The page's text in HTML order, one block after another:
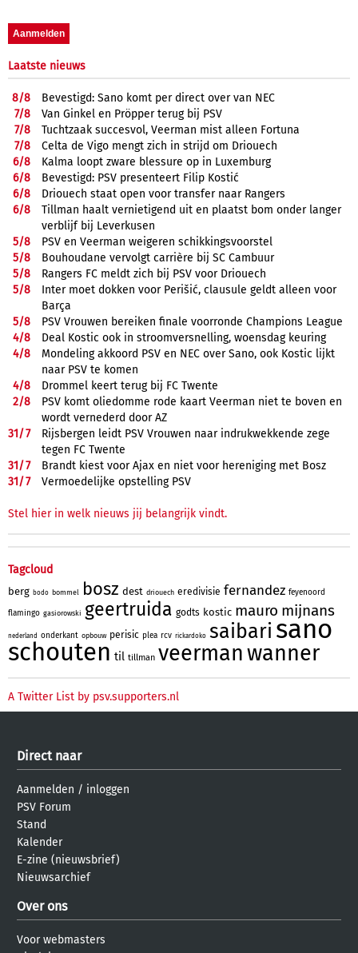
Laatste nieuws
8/8
Bevestigd: Sano komt per direct over van NEC
7/8
Van Ginkel en Pröpper terug bij PSV
7/8
Tuchtzaak succesvol, Veerman mist alleen Fortuna
7/8
Celta de Vigo mengt zich in strijd om Driouech
6/8
Kalma loopt zware blessure op in Luxemburg
6/8
Bevestigd: PSV presenteert Filip Kostić
6/8
Driouech staat open voor transfer naar Rangers
6/8
Tillman haalt vernietigend uit en plaatst bom onder langer
verblijf bij Leverkusen
5/8
PSV en Veerman weigeren schikkingsvoorstel
5/8
Bouhoudane vervolgt carrière bij SC Cambuur
5/8
Rangers FC meldt zich bij PSV voor Driouech
5/8
Inter moet dokken voor Perišić, clausule geldt alleen voor
Barça
5/8
PSV Vrouwen bereiken finale voorronde Champions League
4/8
Deal Kostic ook in stroomversnelling, woensdag keuring
4/8
Mondeling akkoord PSV en NEC over Sano, ook Kostic lijkt
naar PSV te komen
4/8
Drommel keert terug bij FC Twente
2/8
PSV komt oliedomme rode kaart Veerman niet te boven en
wordt vernederd door AZ
31/7
Rijsbergen leidt PSV Vrouwen naar indrukwekkende zege
tegen FC Twente
31/7
Brandt kiest voor Ajax en niet voor hereniging met Bosz
31/7 Vermoedelijke opstelling PSV
Stel hier in welk nieuws jij belangrijk vindt.
Tagcloud
berg bodo bommel bosz dest driouech eredivisie fernandez feyenoord
flamingo gasiorowski geertruida godts kostic mauro mijnans
nederland onderkant opbouw perisic plea rcv rickardoko saibari sano
schouten til tillman veermanwanner
A Twitter List by psv.supporters.nl
Direct naar
Aanmelden / inloggen
PSV Forum
Stand
Kalender
E-zine (nieuwsbrief)
Nieuwsarchief
Over ons
Voor webmasters